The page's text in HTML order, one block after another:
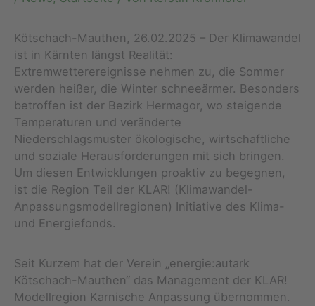
Kötschach-Mauthen, 26.02.2025 – Der Klimawandel
ist in Kärnten längst Realität:
Extremwetterereignisse nehmen zu, die Sommer
werden heißer, die Winter schneeärmer. Besonders
betroffen ist der Bezirk Hermagor, wo steigende
Temperaturen und veränderte
Niederschlagsmuster ökologische, wirtschaftliche
und soziale Herausforderungen mit sich bringen.
Um diesen Entwicklungen proaktiv zu begegnen,
ist die Region Teil der KLAR! (Klimawandel-
Anpassungsmodellregionen) Initiative des Klima-
und Energiefonds.
Seit Kurzem hat der Verein „energie:autark
Kötschach-Mauthen“ das Management der KLAR!
Modellregion Karnische Anpassung übernommen.